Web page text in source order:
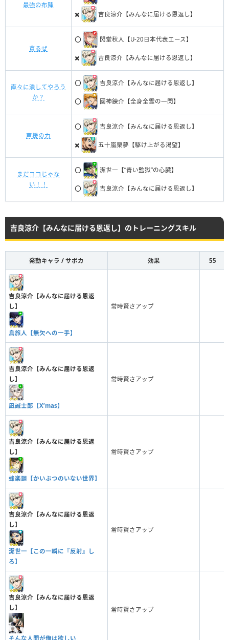
最強の布陣
✖️ 吉良涼介【みんなに届ける恩返し】
貪るぜ
⭕️ 閃堂秋人【U-20日本代表エース】
✖️ 吉良涼介【みんなに届ける恩返し】
直々に潰してやろう
か？
⭕️ 吉良涼介【みんなに届ける恩返し】
⭕️ 國神錬介【全身全霊の一閃】
声援の力
⭕️ 吉良涼介【みんなに届ける恩返し】
✖️ 五十嵐栗夢【駆け上がる渇望】
まだココじゃな
い！！
⭕️ 潔世一【”青い監獄”の心臓】
⭕️ 吉良涼介【みんなに届ける恩返し】
吉良涼介【みんなに届ける恩返し】のトレーニングスキル
発動キャラ / サポカ 効果 55
吉良涼介【みんなに届ける恩返
し】
烏旅人【無欠への一手】
常時賢さアップ
吉良涼介【みんなに届ける恩返
し】
凪誠士郎【X’mas】
常時賢さアップ
吉良涼介【みんなに届ける恩返
し】
蜂楽廻【かいぶつのいない世界】
常時賢さアップ
吉良涼介【みんなに届ける恩返
し】
潔世一【この一瞬に『反射』し
ろ】
常時賢さアップ
吉良涼介【みんなに届ける恩返
し】
そんな人間が俺は欲しい
常時賢さアップ